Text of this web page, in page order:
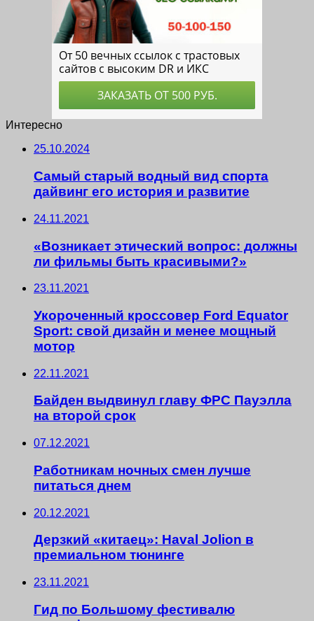
Интересно
25.10.2024
Самый старый водный вид спорта
дайвинг его история и развитие
24.11.2021
«Возникает этический вопрос: должны
ли фильмы быть красивыми?»
23.11.2021
Укороченный кроссовер Ford Equator
Sport: свой дизайн и менее мощный
мотор
22.11.2021
Байден выдвинул главу ФРС Пауэлла
на второй срок
07.12.2021
Работникам ночных смен лучше
питаться днем
20.12.2021
Дерзкий «китаец»: Haval Jolion в
премиальном тюнинге
23.11.2021
Гид по Большому фестивалю